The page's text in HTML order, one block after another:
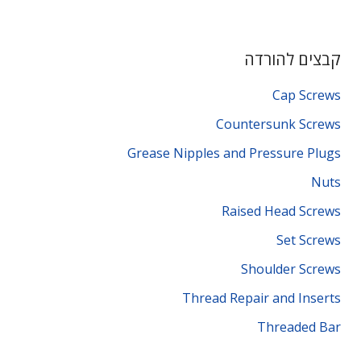
קבצים להורדה
Cap Screws
Countersunk Screws
Grease Nipples and Pressure Plugs
Nuts
Raised Head Screws
Set Screws
Shoulder Screws
Thread Repair and Inserts
Threaded Bar